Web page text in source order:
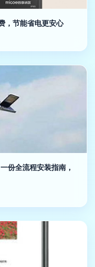
，节能省电更安心
份全流程安装指南，